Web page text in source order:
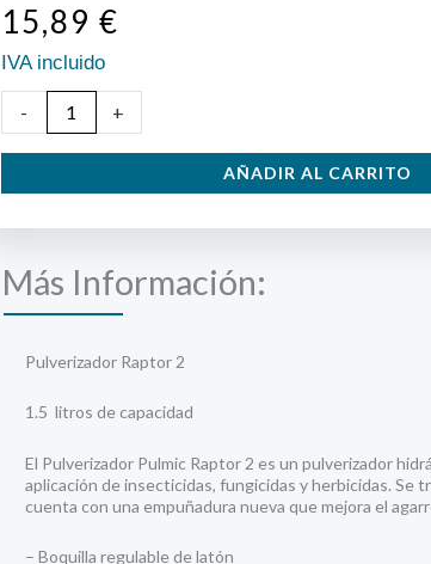
15,89 €
IVA incluido
-
Pulverizador
Raptor
+
AÑADIR AL CARRITO
Más Información:
Pulverizador Raptor 2
1.5 litros de capacidad
El Pulverizador Pulmic Raptor 2 es un pulverizador
aplicación de insecticidas, fungicidas y herbicidas. Se
cuenta con una empuñadura nueva que mejora el
– Boquilla regulable de latón